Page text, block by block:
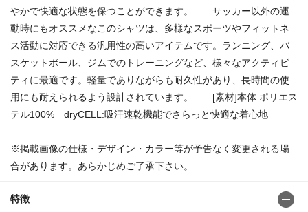
やかで快適な状態を保つことができます。 サッカー以外の運
動時にもオススメなこのシャツは、多様なスポーツやフィットネ
ス活動に対応できる汎用性の高いアイテムです。ランニング、バ
スケットボール、ジムでのトレーニングなど、様々なアクティビ
ティに最適です。軽量でありながらも耐久性があり、長時間の使
用にも耐えられるよう設計されています。 [素材]本体:ポリエス
テル100% dryCELL:吸汗速乾機能でさらっと快適な着心地
※掲載画像の仕様・デザイン・カラー等が予告なく変更される場
合があります。あらかじめご了承下さい。
特徴